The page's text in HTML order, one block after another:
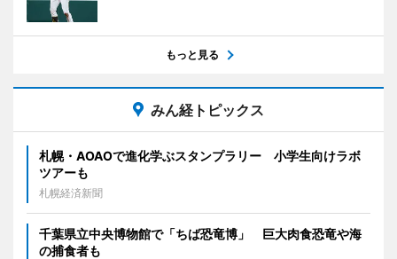
もっと見る
みん経トピックス
札幌・AOAOで進化学ぶスタンプラリー 小学生向けラボ
ツアーも
札幌経済新聞
千葉県立中央博物館で「ちば恐竜博」 巨大肉食恐竜や海
の捕食者も